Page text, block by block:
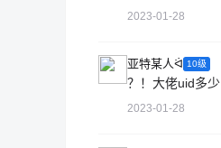
2023-01-28
亚特某人ᐛ 10级
？！大佬uid多少
2023-01-28